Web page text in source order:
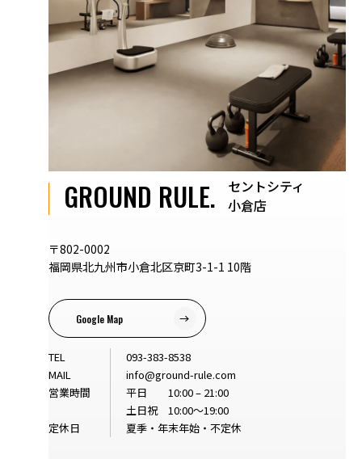
GROUND RULE.
セントシティ
小倉店
〒802-0002
福岡県北九州市小倉北区京町3-1-1 10階
Google Map
TEL
093-383-8538
MAIL
info@ground-rule.com
営業時間
平日 10:00 – 21:00
土日祝 10:00～19:00
定休日
夏季・年末年始・不定休